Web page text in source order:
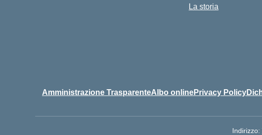
La storia
Amministrazione TrasparenteAlbo onlinePrivacy Policy
Indirizzo: